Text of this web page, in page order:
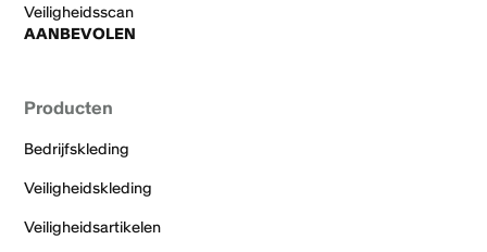
Veiligheidsscan
AANBEVOLEN
Producten
Bedrijfskleding
Veiligheidskleding
Veiligheidsartikelen